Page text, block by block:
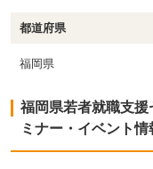
都道府県
福岡県
福岡県若者就職支
ミナー・イベント情